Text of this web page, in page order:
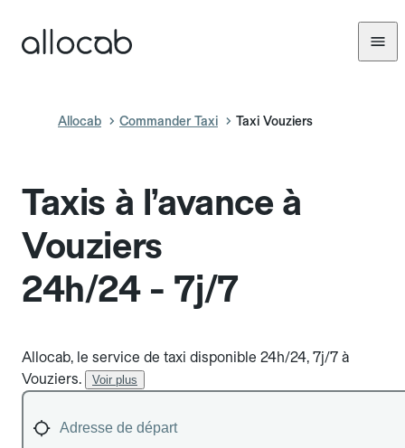
Allocab Commander Taxi Taxi Vouziers
Taxis à l’avance à
Vouziers
24h/24 - 7j/7
Allocab, le service de taxi disponible 24h/24, 7j/7 à
Vouziers.
Voir plus